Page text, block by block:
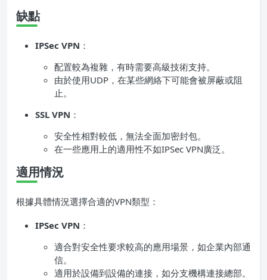
缺點
IPSec VPN ：
配置較為複雜，有時需要高級技術支持。
由於使用UDP，在某些網絡下可能會被屏蔽或阻
止。
SSL VPN ：
安全性相對較低，無法全面加密封包。
在一些應用上的適用性不如IPSec VPN廣泛。
適用情況
根據具體情況選擇合適的VPN類型：
IPSec VPN ：
適合對安全性要求較高的應用場景，如企業內部通
信。
適用於設備到設備的連接，如分支機構連接總部。